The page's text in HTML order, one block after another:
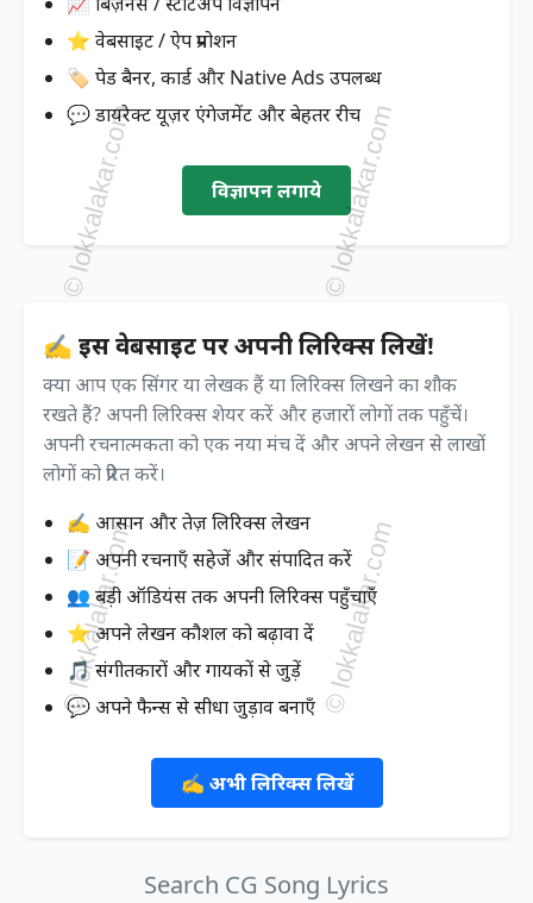
⭐ वेबसाइट / ऐप प्रमोशन
🏷️ पेड बैनर, कार्ड और Native Ads उपलब्ध
💬 डायरेक्ट यूज़र एंगेजमेंट और बेहतर रीच
विज्ञापन लगाये
✍️ इस वेबसाइट पर अपनी लिरिक्स लिखें!
क्या आप एक सिंगर या लेखक हैं या लिरिक्स लिखने का शौक
रखते हैं? अपनी लिरिक्स शेयर करें और हजारों लोगों तक पहुँचें।
अपनी रचनात्मकता को एक नया मंच दें और अपने लेखन से लाखों
लोगों को प्रेरित करें।
✍️ आसान और तेज़ लिरिक्स लेखन
📝 अपनी रचनाएँ सहेजें और संपादित करें
👥 बड़ी ऑडियंस तक अपनी लिरिक्स पहुँचाएँ
⭐ अपने लेखन कौशल को बढ़ावा दें
🎵 संगीतकारों और गायकों से जुड़ें
💬 अपने फैन्स से सीधा जुड़ाव बनाएँ
✍️ अभी लिरिक्स लिखें
Search CG Song Lyrics